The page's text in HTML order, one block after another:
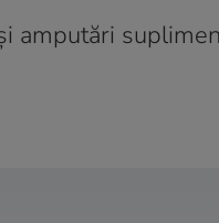
amputări